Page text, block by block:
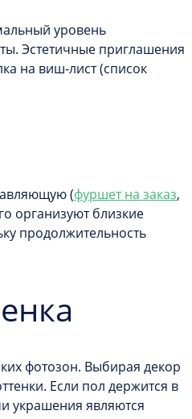
уровень
Эстетичные приглашения
на виш-лист (список
(фуршет на заказ,
организуют близкие
продолжительность
фотозон. Выбирая декор
Если пол держится в
украшения являются